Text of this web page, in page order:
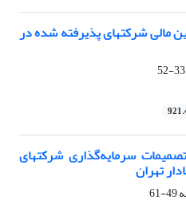
مالی شرکتهای پذیرفته شده در
33-52
سرمایه‌گذاری شرکتهای
تهران
49-61